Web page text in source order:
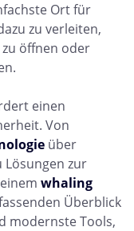
Ort für
zu verleiten,
zu öffnen oder
einen
Von
über
Lösungen zur
whaling
Überblick
modernste Tools,